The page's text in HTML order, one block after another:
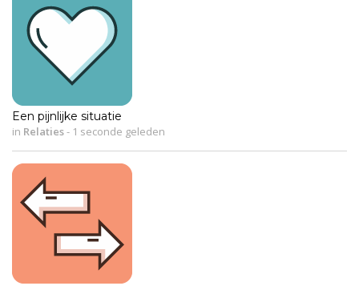
Een pijnlijke situatie
in Relaties- 1 seconde geleden